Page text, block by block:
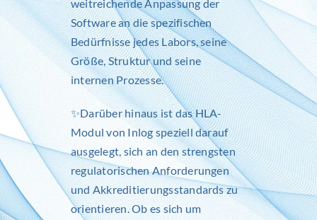
weitreichende Anpassung der
Software an die spezifischen
Bedürfnisse jedes Labors, seine
Größe, Struktur und seine
internen Prozesse.
✨Darüber hinaus ist das HLA-
Modul von Inlog speziell darauf
ausgelegt, sich an den strengsten
regulatorischen Anforderungen
und Akkreditierungsstandards zu
orientieren. Ob es sich um